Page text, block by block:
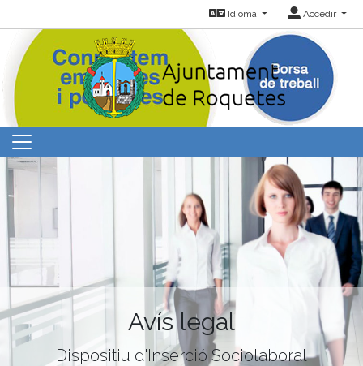
Idioma Accedir
Avís legal
Dispositiu d'Inserció Sociolaboral